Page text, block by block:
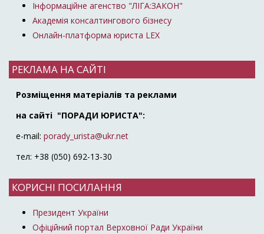
Інформаційне агенство "ЛІГА:ЗАКОН"
Академія консалтингового бізнесу
Онлайн-платформа юриста LEX
РЕКЛАМА НА САЙТІ
Розміщення матеріалів та реклами
на сайті "ПОРАДИ ЮРИСТА":
e-mail: porady_urista@ukr.net
тел: +38 (050) 692-13-30
КОРИСНІ ПОСИЛАННЯ
Президент України
Офіційний портал Верховної Ради України